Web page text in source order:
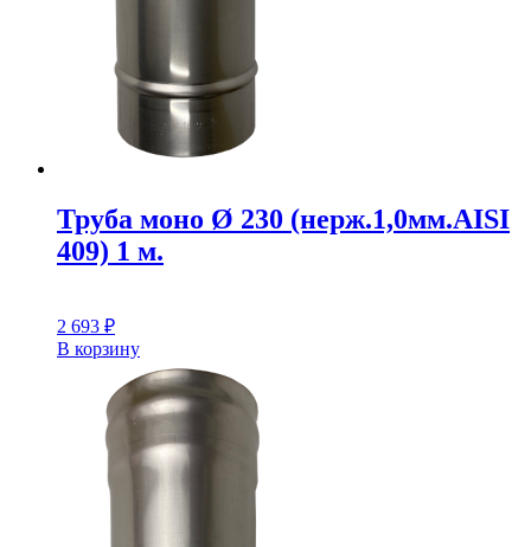
Труба моно Ø 230 (нерж.1,0мм.AISI
409) 1 м.
2 693 ₽
В корзину